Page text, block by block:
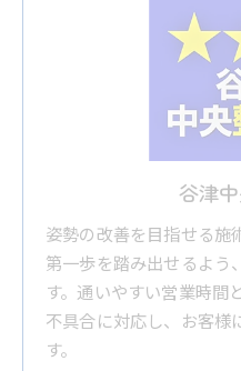
谷津
姿勢の改善を目指せる施
第一歩を踏み出せるよう
す。通いやすい営業時間
不具合に対応し、お客様
す。